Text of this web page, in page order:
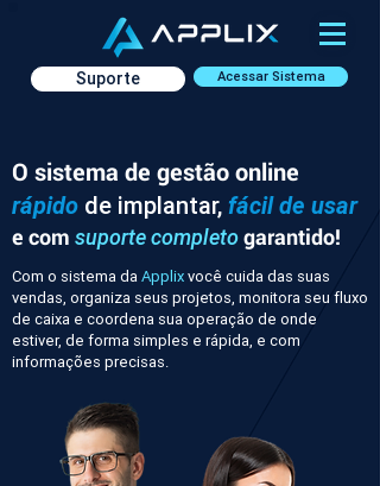
Acessar Sistema
Suporte
O sistema de gestão online
rápido de implantar, fácil de usar
e com suporte completogarantido!
Com o sistema daApplixvocê cuida das suas
vendas, organiza seus projetos, monitora seu fluxo
de caixa e coordena sua operação de onde
estiver, de forma simples e rápida, e com
informações precisas.